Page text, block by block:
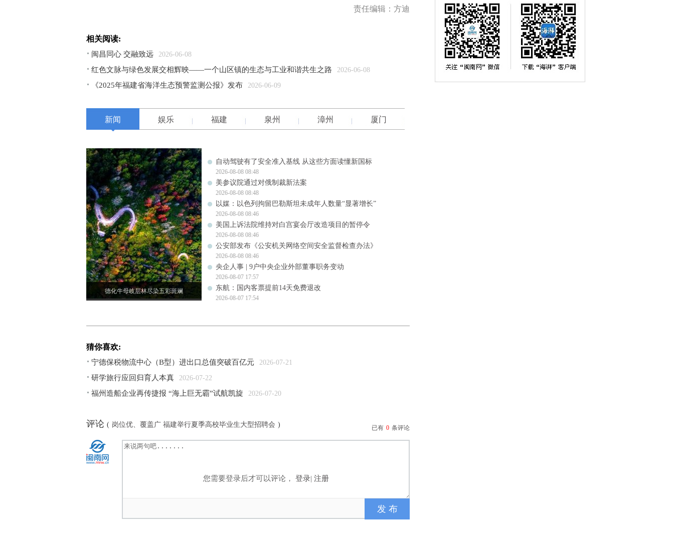
责任编辑：方迪
相关阅读:
闽昌同心 交融致远 2026-06-08
红色文脉与绿色发展交相辉映——一个山区镇的生态与工业和谐共生之路 2026-06-08
《2025年福建省海洋生态预警监测公报》发布 2026-06-09
新闻 娱乐 福建 泉州 漳州 厦门
德化牛母岐层林尽染五彩斑斓
自动驾驶有了安全准入基线 从这些方面读懂新国标
2026-08-08 08:48
美参议院通过对俄制裁新法案
2026-08-08 08:48
以媒：以色列拘留巴勒斯坦未成年人数量“显著增长”
2026-08-08 08:46
美国上诉法院维持对白宫宴会厅改造项目的暂停令
2026-08-08 08:46
公安部发布《公安机关网络空间安全监督检查办法》
2026-08-08 08:46
央企人事 | 9户中央企业外部董事职务变动
2026-08-07 17:57
东航：国内客票提前14天免费退改
2026-08-07 17:54
猜你喜欢:
宁德保税物流中心（B型）进出口总值突破百亿元 2026-07-21
研学旅行应回归育人本真 2026-07-22
福州造船企业再传捷报 “海上巨无霸”试航凯旋 2026-07-20
评论 ( 岗位优、覆盖广 福建举行夏季高校毕业生大型招聘会 ) 已有 0 条评论
您需要登录后才可以评论， 登录| 注册